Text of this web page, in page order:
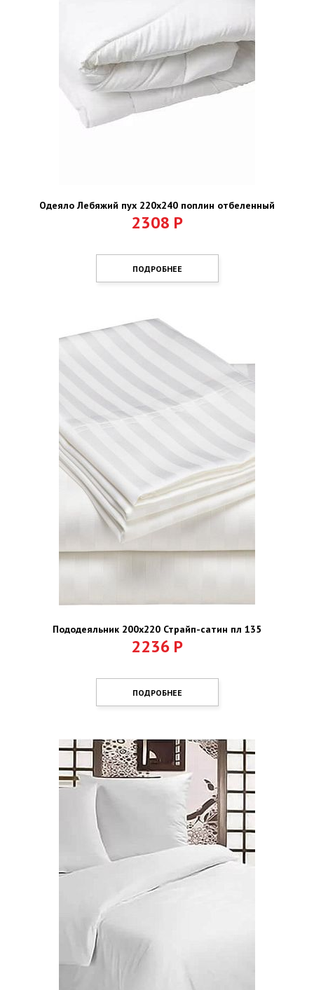
Одеяло Лебяжий пух 220х240 поплин отбеленный
2308 Р
ПОДРОБНЕЕ
Пододеяльник 200х220 Страйп-сатин пл 135
2236 Р
ПОДРОБНЕЕ